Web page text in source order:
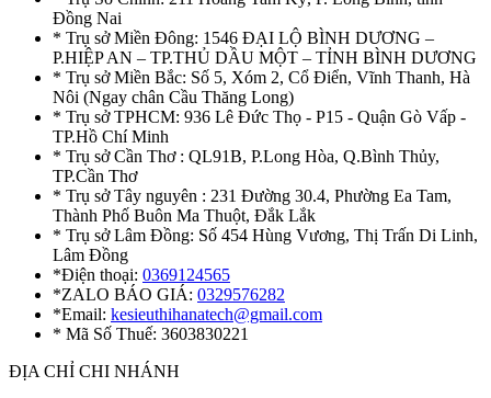
Đồng Nai
* Trụ sở Miền Đông: 1546 ĐẠI LỘ BÌNH DƯƠNG –
P.HIỆP AN – TP.THỦ DẦU MỘT – TỈNH BÌNH DƯƠNG
* Trụ sở Miền Bắc: Số 5, Xóm 2, Cổ Điển, Vĩnh Thanh, Hà
Nôi (Ngay chân Cầu Thăng Long)
* Trụ sở TPHCM: 936 Lê Đức Thọ - P15 - Quận Gò Vấp -
TP.Hồ Chí Minh
* Trụ sở Cần Thơ : QL91B, P.Long Hòa, Q.Bình Thủy,
TP.Cần Thơ
* Trụ sở Tây nguyên : 231 Đường 30.4, Phường Ea Tam,
Thành Phố Buôn Ma Thuột, Đắk Lắk
* Trụ sở Lâm Đồng: Số 454 Hùng Vương, Thị Trấn Di Linh,
Lâm Đồng
*Điện thoại: 0369124565
*ZALO BÁO GIÁ: 0329576282
*Email: kesieuthihanatech@gmail.com
* Mã Số Thuế: 3603830221
ĐỊA CHỈ CHI NHÁNH